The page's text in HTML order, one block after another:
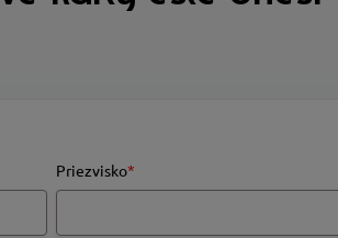
Priezvisko*